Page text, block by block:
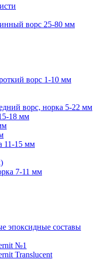
ворс 25-80 мм
ворс 1-10 мм
ворс, норка 5-22 мм
18 мм
11-15 мм
7-11 мм
эпоксидные составы
№1
Translucent